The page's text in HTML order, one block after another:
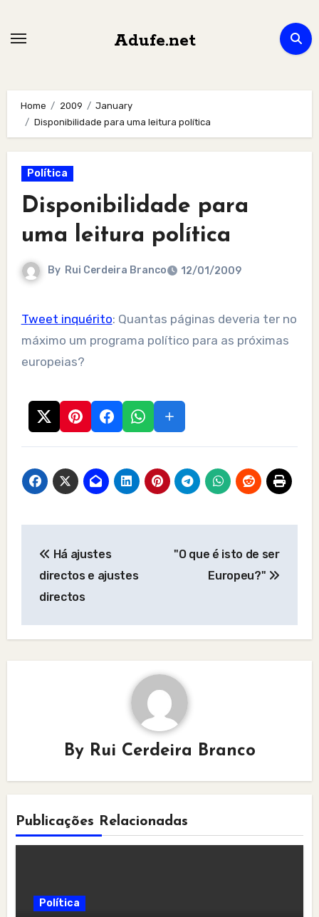
Adufe.net
Home 2009
January
Disponibilidade para uma leitura política
Política
Disponibilidade para
uma leitura política
By Rui Cerdeira Branco 12/01/2009
Tweet inquérito: Quantas páginas deveria ter no
máximo um programa político para as próximas
europeias?
navigation
Há ajustes
directos e ajustes
directos
"O que é isto de ser
Europeu?"
By Rui Cerdeira Branco
Publicações Relacionadas
Política